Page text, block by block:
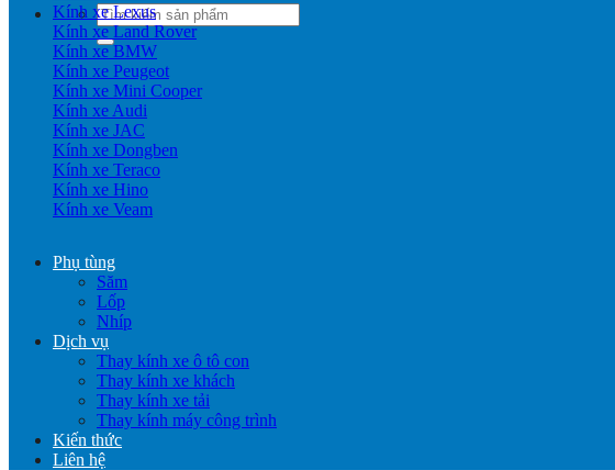
Tìm
kiếm:
Kính xe Lexus
Kính xe Land Rover
Kính xe BMW
Kính xe Peugeot
Kính xe Mini Cooper
Kính xe Audi
Kính xe JAC
Kính xe Dongben
Kính xe Teraco
Kính xe Hino
Kính xe Veam
Phụ tùng
Săm
Lốp
Nhíp
Dịch vụ
Thay kính xe ô tô con
Thay kính xe khách
Thay kính xe tải
Thay kính máy công trình
Kiến thức
Liên hệ